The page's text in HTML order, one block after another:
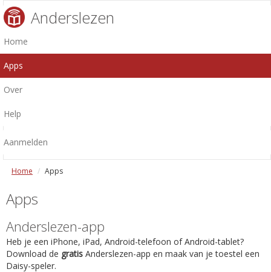
Anderslezen
Home
Apps
Over
Help
Aanmelden
Home Apps
Apps
Anderslezen-app
Heb je een iPhone, iPad, Android-telefoon of Android-tablet?
Download de gratis Anderslezen-app en maak van je toestel een
Daisy-speler.